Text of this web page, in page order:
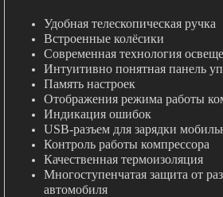
Удобная телескопическая ручка
Встроенные колёсики
Современная технология
Интуитивно понятная панель
Память настроек
Отображения режима работы
Индикация ошибок
USB-разъем для зарядки
Контроль работы компрессора
Качественная термоизоляция
Многоступенчатая защита от
автомобиля